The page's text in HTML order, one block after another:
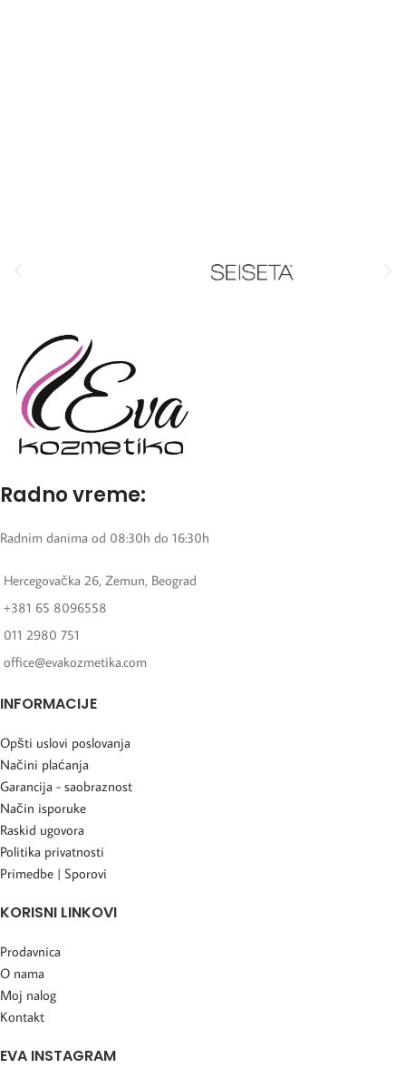
Radno vreme:
Radnim danima od 08:30h do 16:30h
Hercegovačka 26, Zemun, Beograd
+381 65 8096558
011 2980 751
office@evakozmetika.com
INFORMACIJE
Opšti uslovi poslovanja
Načini plaćanja
Garancija - saobraznost
Način isporuke
Raskid ugovora
Politika privatnosti
Primedbe | Sporovi
KORISNI LINKOVI
Prodavnica
O nama
Moj nalog
Kontakt
EVA INSTAGRAM